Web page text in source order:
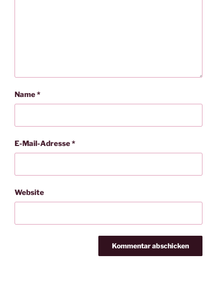
Name*
E-Mail-Adresse*
Website